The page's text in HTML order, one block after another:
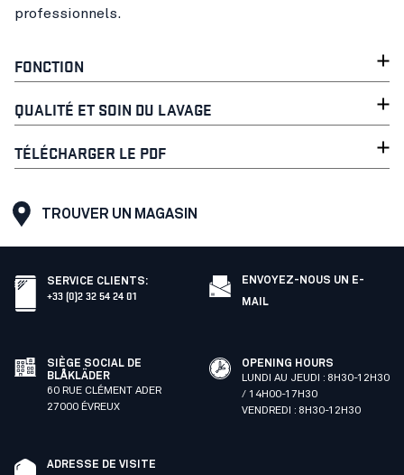
professionnels.
FONCTION
QUALITÉ ET SOIN DU LAVAGE
TÉLÉCHARGER LE PDF
TROUVER UN MAGASIN
SERVICE CLIENTS:
+33 (0)2 32 54 24 01
ENVOYEZ-NOUS UN E-
MAIL
SIÈGE SOCIAL DE
BLÅKLÄDER
60 RUE CLÉMENT ADER
27000 ÉVREUX
OPENING HOURS
LUNDI AU JEUDI : 8H30-12H30
/ 14H00-17H30
VENDREDI : 8H30-12H30
ADRESSE DE VISITE